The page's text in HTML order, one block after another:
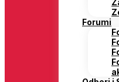
Forumi